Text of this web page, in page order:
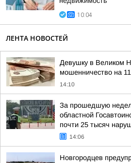
10:04
ЛЕНТА НОВОСТЕЙ
Девушку в Великом
мошенничество на
14:10
За прошедшую
областной
почти 25 тысяч
14:06
Новгородцев